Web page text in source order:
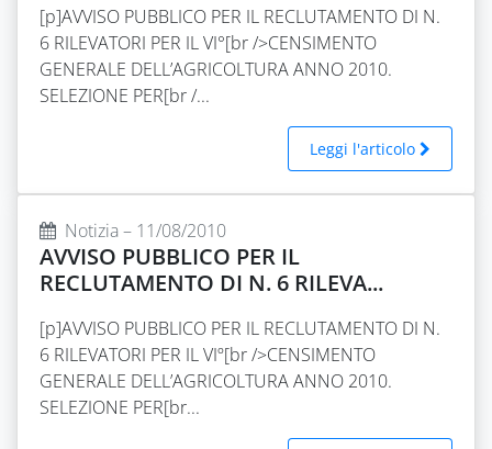
[p]AVVISO PUBBLICO PER IL RECLUTAMENTO DI N.
6 RILEVATORI PER IL VI°[br />CENSIMENTO
GENERALE DELL’AGRICOLTURA ANNO 2010.
SELEZIONE PER[br /...
Leggi l'articolo
Notizia – 11/08/2010
AVVISO PUBBLICO PER IL
RECLUTAMENTO DI N. 6 RILEVA...
[p]AVVISO PUBBLICO PER IL RECLUTAMENTO DI N.
6 RILEVATORI PER IL VIº[br />CENSIMENTO
GENERALE DELL’AGRICOLTURA ANNO 2010.
SELEZIONE PER[br...